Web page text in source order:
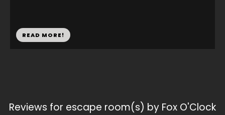
READ MORE!
Reviews for escape room(s) by Fox O'Clock